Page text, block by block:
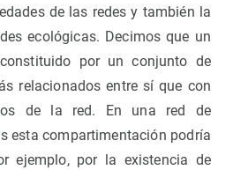
de las redes y también la
ecológicas. Decimos que un
por un conjunto de
relacionados entre sí que con
de la red. En una red de
esta compartimentación podría
ejemplo, por la existencia de